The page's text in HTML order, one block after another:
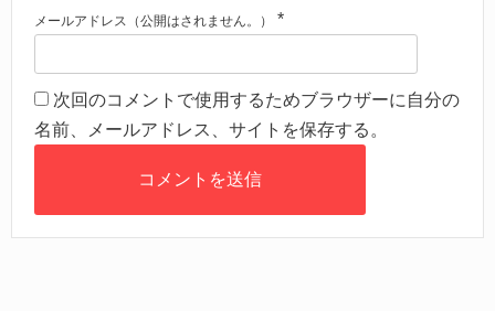
メールアドレス（公開はされません。） *
次回のコメントで使用するためブラウザーに自分の
名前、メールアドレス、サイトを保存する。